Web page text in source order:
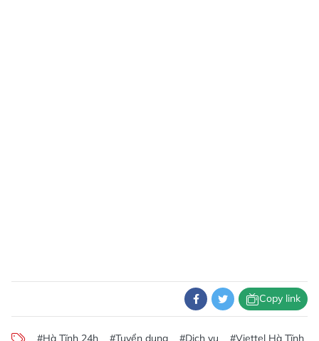
Copy link
#Hà Tĩnh 24h #Tuyển dụng #Dịch vụ #Viettel Hà Tĩnh